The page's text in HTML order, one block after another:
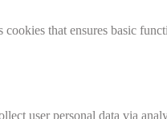
that ensures basic
user personal data via